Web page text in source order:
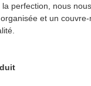
perfection, nous
et un